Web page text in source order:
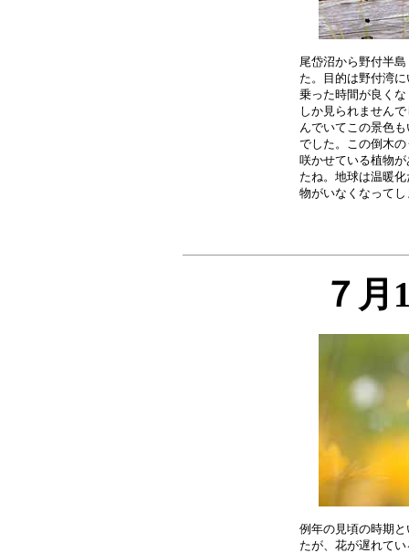
尾岱沼から野付半
た。目的は野付湾
乗った時間が良く
しか見られません
んでいてこの景色
でした。この倒木
咲かせている植物
たね。地球は温暖
７月
例年の見頃の時期
たが、花が遅れて